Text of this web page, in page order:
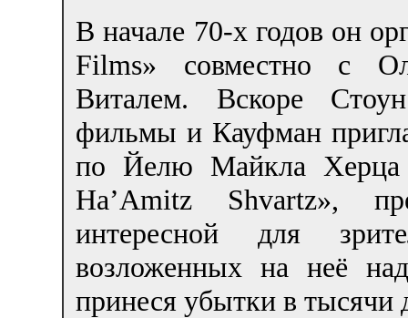
В начале 70-х годов он
Films» совместно с
Виталем. Вскоре
фильмы и Кауфман
по Йелю Майкла Херца
Ha’Amitz Shvartz»,
интересной для
возложенных на неё
принеся убытки в тысячи